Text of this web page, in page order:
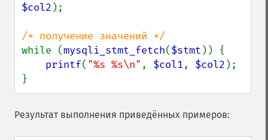
$col2 );
while (mysqli_stmt_fetch($stmt )) {
printf( "%s %s\n" , $col1, $col2 );
}
Результат выполнения приведённых примеров: